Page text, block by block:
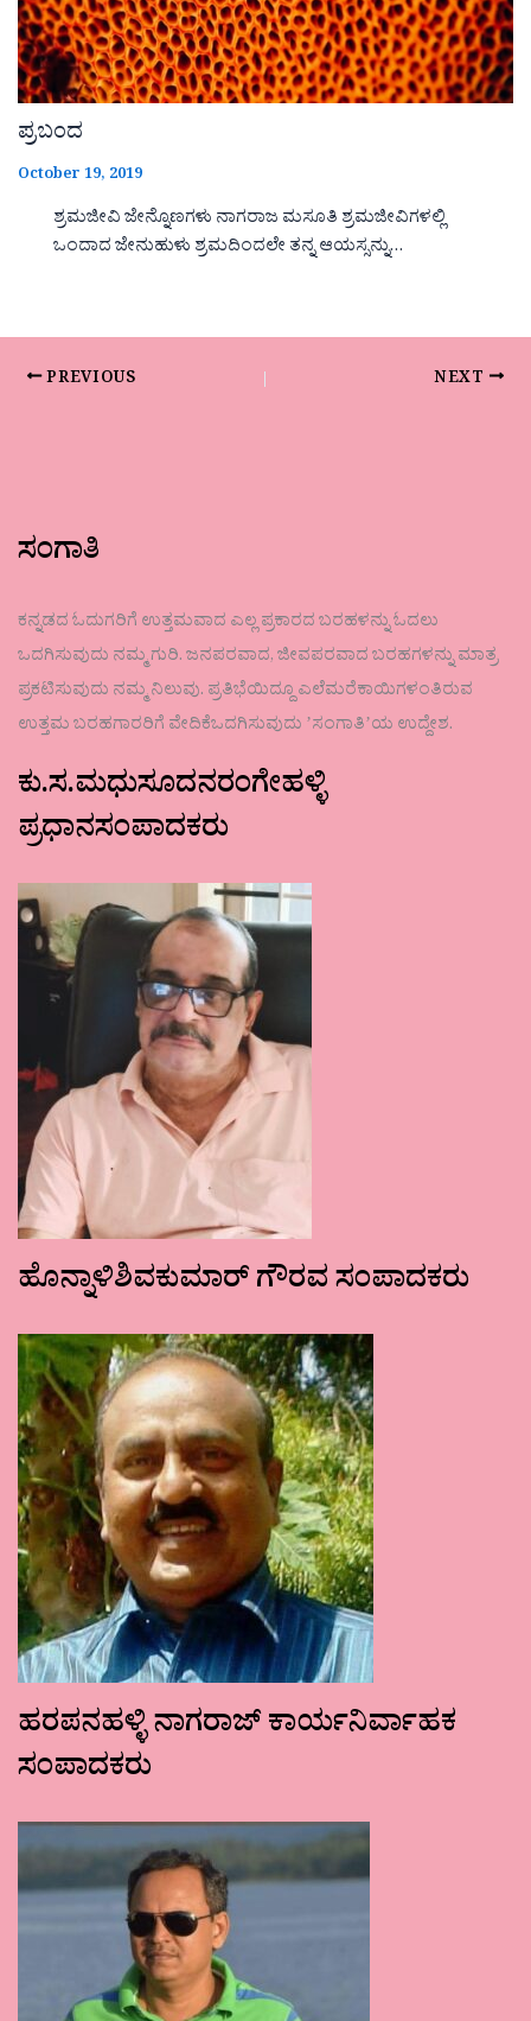
ಪ್ರಬಂದ
October 19, 2019
ಶ್ರಮಜೀವಿ ಜೇನ್ನೊಣಗಳು ನಾಗರಾಜ ಮಸೂತಿ ಶ್ರಮಜೀವಿಗಳಲ್ಲಿ
ಒಂದಾದ ಜೇನುಹುಳು ಶ್ರಮದಿಂದಲೇ ತನ್ನ ಆಯಸ್ಸನ್ನು…
PREVIOUS NEXT
ಸಂಗಾತಿ
ಕನ್ನಡದ ಓದುಗರಿಗೆ ಉತ್ತಮವಾದ ಎಲ್ಲ ಪ್ರಕಾರದ ಬರಹಳನ್ನು ಓದಲು
ಒದಗಿಸುವುದು ನಮ್ಮ ಗುರಿ. ಜನಪರವಾದ, ಜೀವಪರವಾದ ಬರಹಗಳನ್ನು ಮಾತ್ರ
ಪ್ರಕಟಿಸುವುದು ನಮ್ಮ ನಿಲುವು. ಪ್ರತಿಭೆಯಿದ್ದೂ ಎಲೆಮರೆಕಾಯಿಗಳಂತಿರುವ
ಉತ್ತಮ ಬರಹಗಾರರಿಗೆ ವೇದಿಕೆಒದಗಿಸುವುದು ʼಸಂಗಾತಿʼಯ ಉದ್ದೇಶ.
ಕು.ಸ.ಮಧುಸೂದನರಂಗೇಹಳ್ಳಿ
ಪ್ರಧಾನಸಂಪಾದಕರು
ಹೊನ್ನಾಳಿಶಿವಕುಮಾರ್ ಗೌರವ ಸಂಪಾದಕರು
ಹರಪನಹಳ್ಳಿ ನಾಗರಾಜ್ ಕಾರ್ಯನಿರ್ವಾಹಕ
ಸಂಪಾದಕರು